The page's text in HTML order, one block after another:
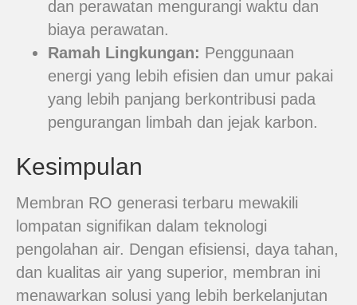
dan perawatan mengurangi waktu dan
biaya perawatan.
Ramah Lingkungan: Penggunaan
energi yang lebih efisien dan umur pakai
yang lebih panjang berkontribusi pada
pengurangan limbah dan jejak karbon.
Kesimpulan
Membran RO generasi terbaru mewakili
lompatan signifikan dalam teknologi
pengolahan air. Dengan efisiensi, daya tahan,
dan kualitas air yang superior, membran ini
menawarkan solusi yang lebih berkelanjutan